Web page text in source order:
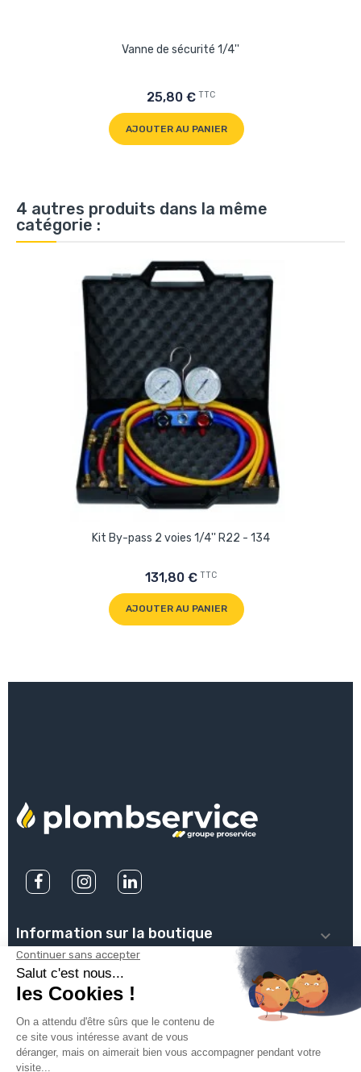
Vanne de sécurité 1/4''
25,80 € TTC
AJOUTER AU PANIER
4 autres produits dans la même
catégorie :
Kit By-pass 2 voies 1/4'' R22 - 134
131,80 € TTC
AJOUTER AU PANIER
Information sur la boutique 
PLOMBSERVICE 
INFOS PRATIQUES 
VOTRE COMPTE 